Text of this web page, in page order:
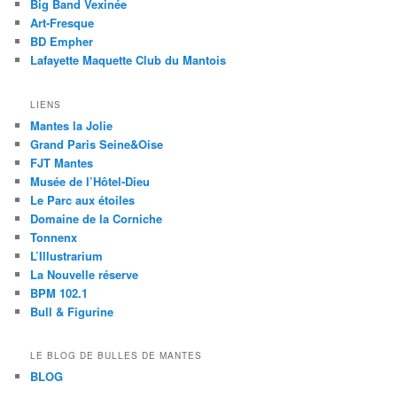
Big Band Vexinée
Art-Fresque
BD Empher
Lafayette Maquette Club du Mantois
LIENS
Mantes la Jolie
Grand Paris Seine&Oise
FJT Mantes
Musée de l’Hôtel-Dieu
Le Parc aux étoiles
Domaine de la Corniche
Tonnenx
L’Illustrarium
La Nouvelle réserve
BPM 102.1
Bull & Figurine
LE BLOG DE BULLES DE MANTES
BLOG